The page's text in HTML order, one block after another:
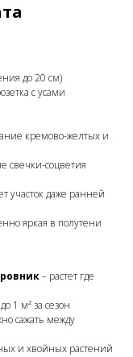
до 20 см)
с усами
кремово-желтых и
свечки-соцветия
участок даже ранней
яркая в полутени
– растет где
1 м² за сезон
сажать между
и хвойных растений